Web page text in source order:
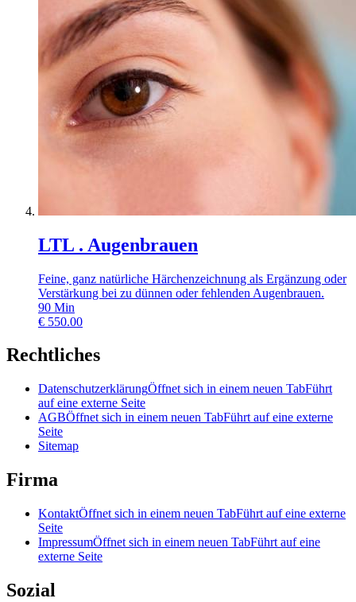
LTL . Augenbrauen
Feine, ganz natürliche Härchenzeichnung als Ergänzung oder
Verstärkung bei zu dünnen oder fehlenden Augenbrauen.
90 Min
€ 550.00
Rechtliches
DatenschutzerklärungÖffnet sich in einem neuen TabFührt
auf eine externe Seite
AGBÖffnet sich in einem neuen TabFührt auf eine externe
Seite
Sitemap
Firma
KontaktÖffnet sich in einem neuen TabFührt auf eine externe
Seite
ImpressumÖffnet sich in einem neuen TabFührt auf eine
externe Seite
Sozial